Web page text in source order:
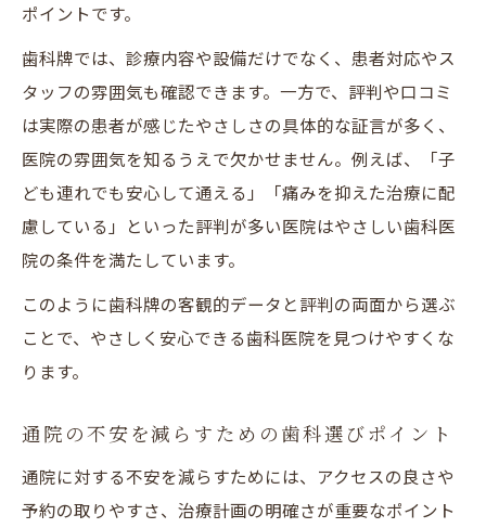
ポイントです。
歯科牌では、診療内容や設備だけでなく、患者対応やス
タッフの雰囲気も確認できます。一方で、評判や口コミ
は実際の患者が感じたやさしさの具体的な証言が多く、
医院の雰囲気を知るうえで欠かせません。例えば、「子
ども連れでも安心して通える」「痛みを抑えた治療に配
慮している」といった評判が多い医院はやさしい歯科医
院の条件を満たしています。
このように歯科牌の客観的データと評判の両面から選ぶ
ことで、やさしく安心できる歯科医院を見つけやすくな
ります。
通院の不安を減らすための歯科選びポイント
通院に対する不安を減らすためには、アクセスの良さや
予約の取りやすさ、治療計画の明確さが重要なポイント